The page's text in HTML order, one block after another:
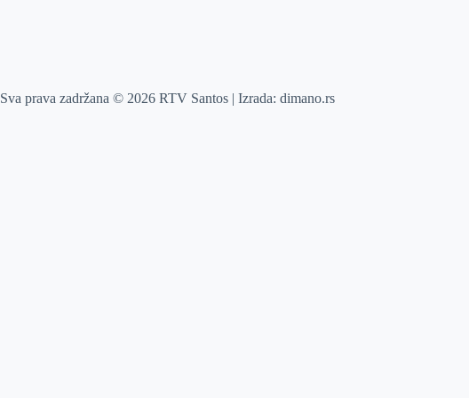
Sva prava zadržana © 2026 RTV Santos | Izrada:dimano.rs